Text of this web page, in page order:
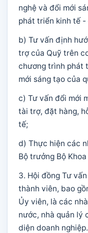
nghệ và đổi mới
phát triển kinh tế
b) Tư vấn định
trợ của Quỹ trên
chương trình phát
mới sáng tạo của
c) Tư vấn đổi mới
tài trợ, đặt hàng,
tế;
d) Thực hiện các
Bộ trưởng Bộ
3. Hội đồng Tư
thành viên, bao
Ủy viên, là các
nước, nhà quản lý
diện doanh